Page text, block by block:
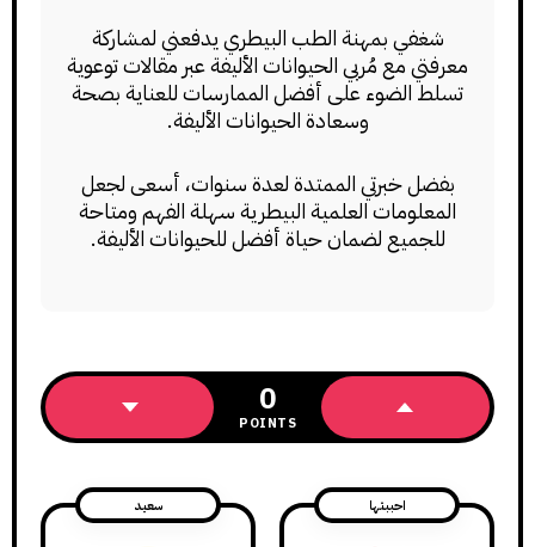
شغفي بمهنة الطب البيطري يدفعني لمشاركة
معرفتي مع مُربي الحيوانات الأليفة عبر مقالات توعوية
تسلط الضوء على أفضل الممارسات للعناية بصحة
وسعادة الحيوانات الأليفة.
بفضل خبرتي الممتدة لعدة سنوات، أسعى لجعل
المعلومات العلمية البيطرية سهلة الفهم ومتاحة
للجميع لضمان حياة أفضل للحيوانات الأليفة.
0
POINTS
احببتها سعيد